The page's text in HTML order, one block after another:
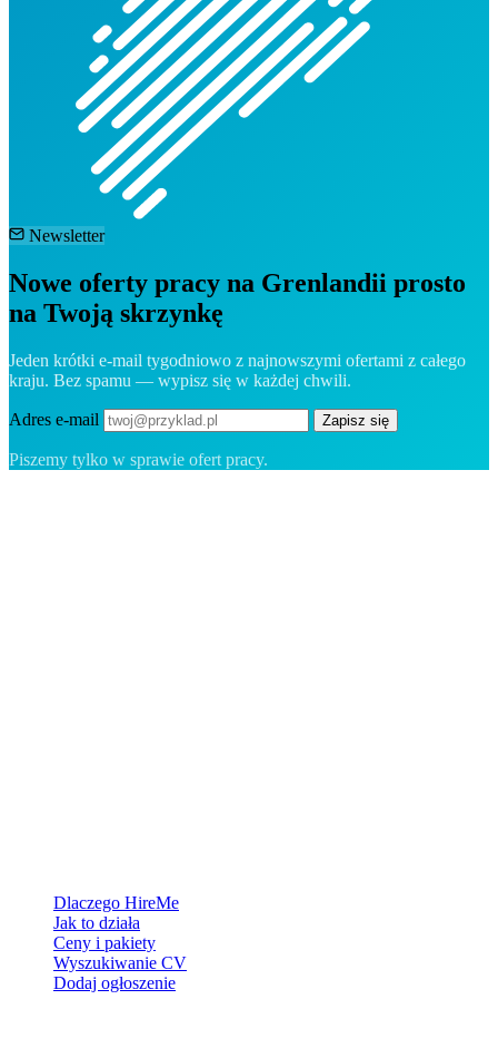
Newsletter
Nowe oferty pracy na Grenlandii prosto
na Twoją skrzynkę
Jeden krótki e-mail tygodniowo z najnowszymi ofertami z całego
kraju. Bez spamu — wypisz się w każdej chwili.
Adres e-mail Zapisz się
Piszemy tylko w sprawie ofert pracy.
Dlaczego HireMe
Jak to działa
Ceny i pakiety
Wyszukiwanie CV
Dodaj ogłoszenie